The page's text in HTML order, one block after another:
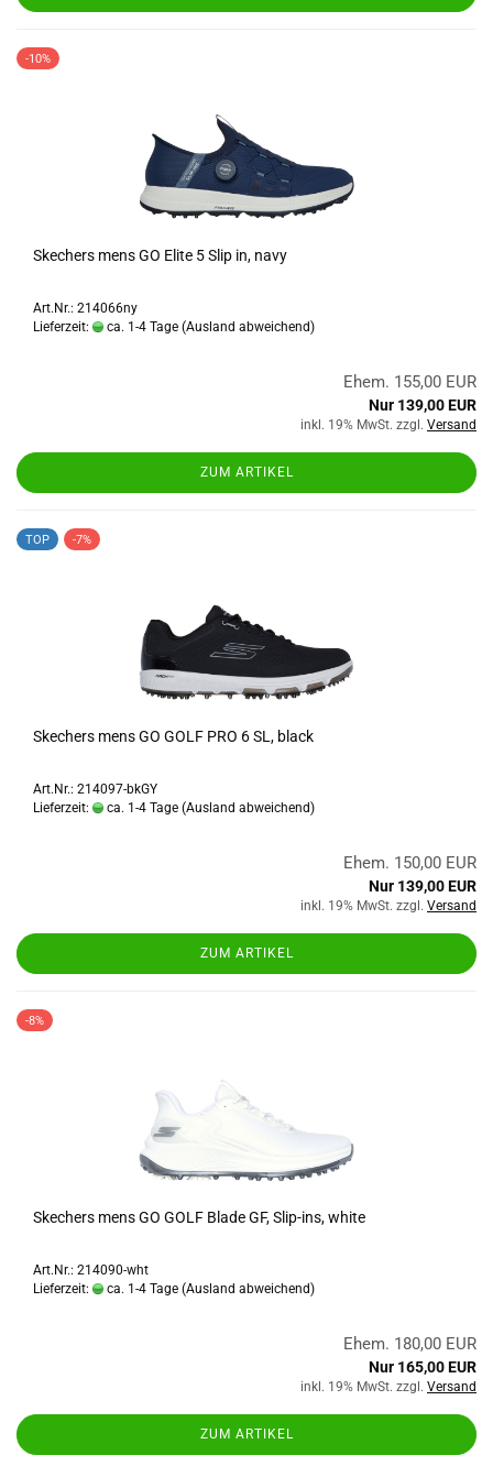
-10%
Skechers mens GO Elite 5 Slip in, navy
Art.Nr.: 214066ny
Lieferzeit:
ca. 1-4 Tage (Ausland abweichend)
Ehem. 155,00 EUR
Nur 139,00 EUR
inkl. 19% MwSt. zzgl. Versand
ZUM ARTIKEL
TOP -7%
Skechers mens GO GOLF PRO 6 SL, black
Art.Nr.: 214097-bkGY
Lieferzeit:
ca. 1-4 Tage (Ausland abweichend)
Ehem. 150,00 EUR
Nur 139,00 EUR
inkl. 19% MwSt. zzgl. Versand
ZUM ARTIKEL
-8%
Skechers mens GO GOLF Blade GF, Slip-ins, white
Art.Nr.: 214090-wht
Lieferzeit:
ca. 1-4 Tage (Ausland abweichend)
Ehem. 180,00 EUR
Nur 165,00 EUR
inkl. 19% MwSt. zzgl. Versand
ZUM ARTIKEL